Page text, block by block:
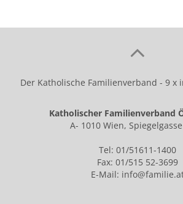
Der Katholische Familienverband - 9 x
Katholischer Familienverband
A- 1010 Wien,
Tel: 01/51611-1400
Fax: 01/515 52-3699
E-Mail: